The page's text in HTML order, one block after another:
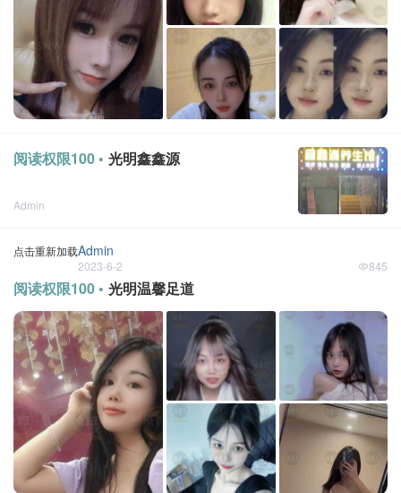
阅读权限100 • 光明鑫鑫源
Admin
点击重新加载Admin
2023-6-2 845
阅读权限100 • 光明温馨足道